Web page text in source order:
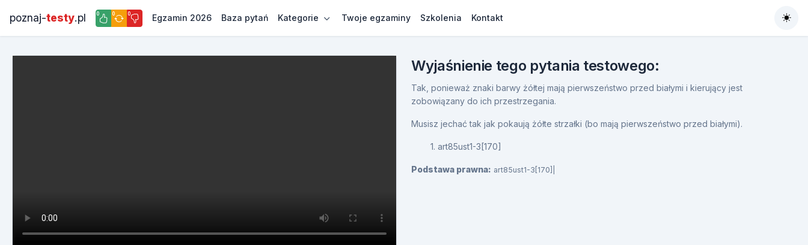
poznaj-testy.pl 0 0 0 Egzamin 2026 Baza pytań Kategorie Twoje egzaminy Szkolenia Kontakt
Wyjaśnienie tego pytania testowego:
Tak, ponieważ znaki barwy żółtej mają pierwszeństwo przed białymi i kierujący jest
zobowiązany do ich przestrzegania.
Musisz jechać tak jak pokaują żółte strzałki (bo mają pierwszeństwo przed białymi).
1. art85ust1-3[170]
Podstawa prawna: art85ust1-3[170]|